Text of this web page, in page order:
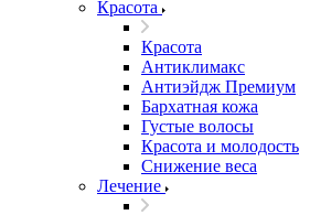
Красота
Красота
Антиклимакс
Антиэйдж Премиум
Бархатная кожа
Густые волосы
Красота и молодость
Снижение веса
Лечение